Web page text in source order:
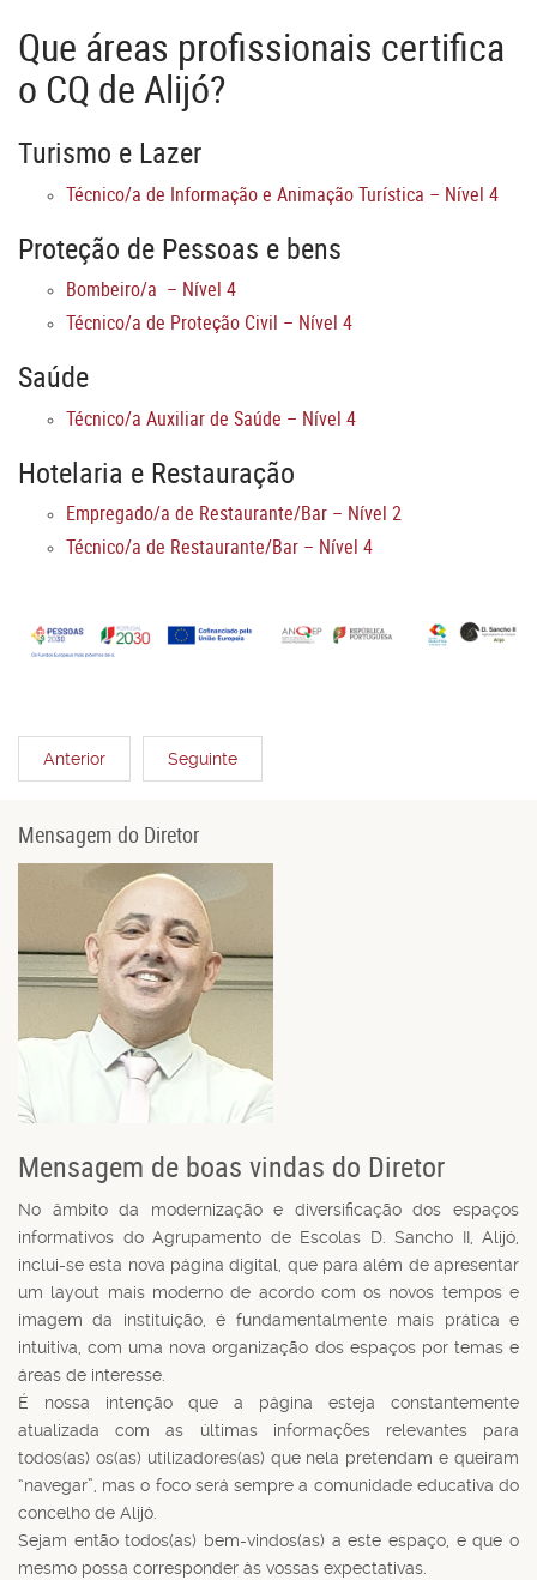
Que áreas profissionais certifica
o CQ de Alijó?
Turismo e Lazer
Técnico/a de Informação e Animação Turística – Nível 4
Proteção de Pessoas e bens
Bombeiro/a – Nível 4
Técnico/a de Proteção Civil – Nível 4
Saúde
Técnico/a Auxiliar de Saúde – Nível 4
Hotelaria e Restauração
Empregado/a de Restaurante/Bar – Nível 2
Técnico/a de Restaurante/Bar – Nível 4
Anterior Seguinte
Mensagem do Diretor
Mensagem de boas vindas do Diretor
No âmbito da modernização e diversificação dos espaços
informativos do Agrupamento de Escolas D. Sancho II, Alijó,
inclui-se esta nova página digital, que para além de apresentar
um layout mais moderno de acordo com os novos tempos e
imagem da instituição, é fundamentalmente mais prática e
intuitiva, com uma nova organização dos espaços por temas e
áreas de interesse.
É nossa intenção que a página esteja constantemente
atualizada com as últimas informações relevantes para
todos(as) os(as) utilizadores(as) que nela pretendam e queiram
“navegar”, mas o foco será sempre a comunidade educativa do
concelho de Alijó.
Sejam então todos(as) bem-vindos(as) a este espaço, e que o
mesmo possa corresponder às vossas expectativas.